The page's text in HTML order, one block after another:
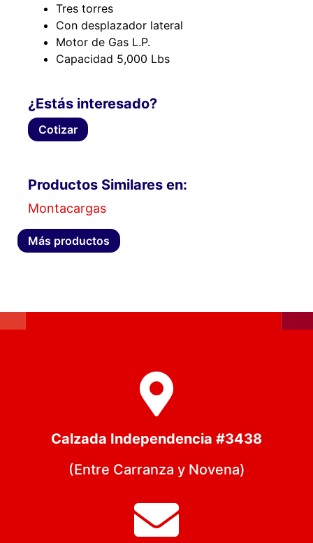
Tres torres
Con desplazador lateral
Motor de Gas L.P.
Capacidad 5,000 Lbs
¿Estás interesado?
Cotizar
Productos Similares en:
Montacargas
Más productos
Calzada Independencia #3438
(Entre Carranza y Novena)